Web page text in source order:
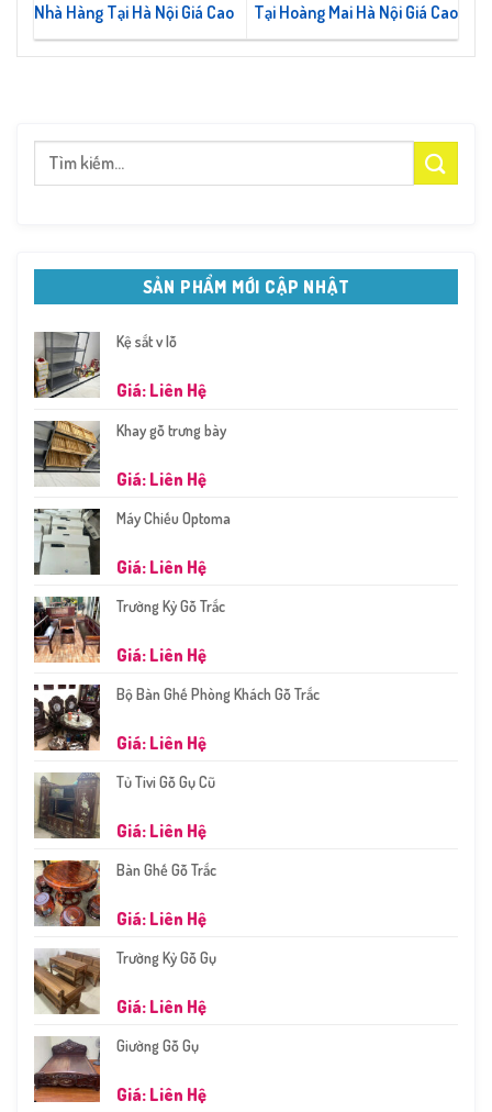
Tìm
SẢN PHẨM MỚI CẬP NHẬT
Kệ sắt v lỗ
Giá: Liên Hệ
Khay gỗ trưng bày
Giá: Liên Hệ
Máy Chiếu Optoma
Giá: Liên Hệ
Trường Kỷ Gỗ Trắc
Giá: Liên Hệ
Bộ Bàn Ghế Phòng Khách Gỗ Trắc
Giá: Liên Hệ
Tủ Tivi Gỗ Gụ Cũ
Giá: Liên Hệ
Bàn Ghế Gỗ Trắc
Giá: Liên Hệ
Trường Kỷ Gỗ Gụ
Giá: Liên Hệ
Giường Gỗ Gụ
Giá: Liên Hệ
Nhà Hàng Tại Hà Nội Giá Cao
Tại Hoàng Mai Hà Nội Giá Cao